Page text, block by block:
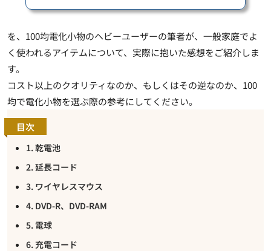
を、100均電化小物のヘビーユーザーの筆者が、一般家庭でよ
く使われるアイテムについて、実際に抱いた感想をご紹介しま
す。
コスト以上のクオリティなのか、もしくはその逆なのか、100
均で電化小物を選ぶ際の参考にしてください。
目次
1. 乾電池
2. 延長コード
3. ワイヤレスマウス
4. DVD-R、DVD-RAM
5. 電球
6. 充電コード